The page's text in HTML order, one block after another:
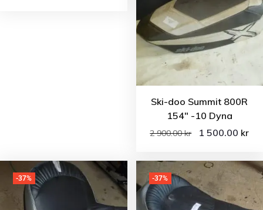
Ski-doo Summit 800R
154″ -10 Dyna
2 900.00kr 1 500.00 kr
-37% -37%